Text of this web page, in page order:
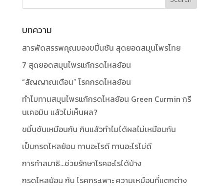
บทความ
สารพัดสรรพคุณของขมิ้นชัน สุดยอดสมุนไพรไทย
7 สุดยอดสมุนไพรแก้กรดไหลย้อน
“สัญญาณเตือน” โรคกรดไหลย้อน
ทำไมทานสมุนไพรแก้กรดไหลย้อน Green Curmin กรี
นเคอมิน แล้วไม่เห็นผล?
ขมิ้นชันเหมือนกัน กินแล้วทำไมได้ผลไม่เหมือนกัน
เป็นกรดไหลย้อน ทานอะไรดี ทานอะไรไม่ดี
การทำสมาธิ…ช่วยรักษาโรคอะไรได้บ้าง
กรดไหลย้อน กับ โรคกระเพาะ ความเหมือนที่แตกต่าง